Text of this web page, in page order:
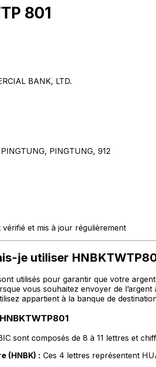
801
BANK, LTD.
PINGTUNG, 912
vérifié et mis à jour régulièrement
je utiliser
utilisés pour garantir que votre
vous souhaitez envoyer de
appartient à la banque de
sont composés de 8 à 11 lettres et
(HNBK) : Ces 4 lettres représentent